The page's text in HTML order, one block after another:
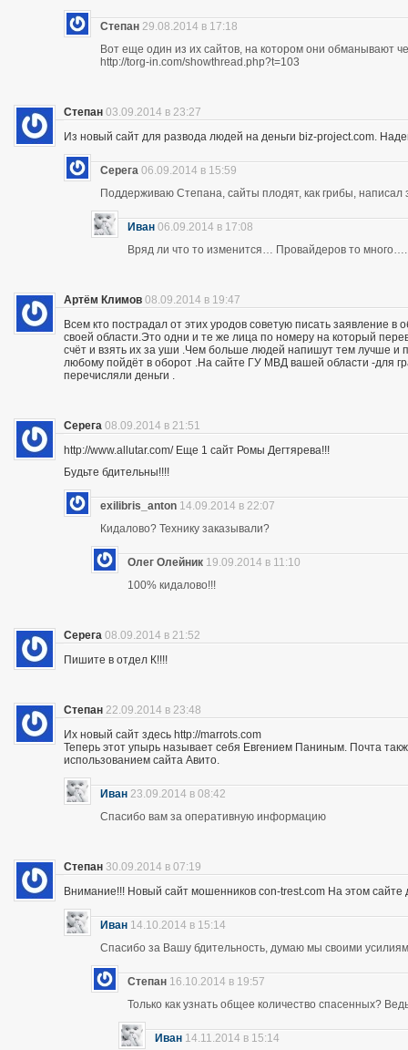
Степан 29.08.2014 в 17:18
Вот еще один из их сайтов, на котором они обманывают
http://torg-in.com/showthread.php?t=103
Степан 03.09.2014 в 23:27
Из новый сайт для развода людей на деньги biz-project.com.
Серега 06.09.2014 в 15:59
Поддерживаю Степана, сайты плодят, как грибы,
Иван 06.09.2014 в 17:08
Вряд ли что то изменится… Провайдеров то много….
Артём Климов 08.09.2014 в 19:47
Всем кто пострадал от этих уродов советую писать заявление
своей области.Это одни и те же лица по номеру на который
счёт и взять их за уши .Чем больше людей напишут тем лучше и
любому пойдёт в оборот .На сайте ГУ МВД вашей области -для
перечисляли деньги .
Серега 08.09.2014 в 21:51
http://www.allutar.com/ Еще 1 сайт Ромы Дегтярева!!!
Будьте бдительны!!!!
exilibris_anton 14.09.2014 в 22:07
Кидалово? Технику заказывали?
Олег Олейник 19.09.2014 в 11:10
100% кидалово!!!
Серега 08.09.2014 в 21:52
Пишите в отдел К!!!!
Степан 22.09.2014 в 23:48
Их новый сайт здесь http://marrots.com
Теперь этот упырь называет себя Евгением Паниным. Почта
использованием сайта Авито.
Иван 23.09.2014 в 08:42
Спасибо вам за оперативную информацию
Степан 30.09.2014 в 07:19
Внимание!!! Новый сайт мошенников con-trest.com На этом сайте
Иван 14.10.2014 в 15:14
Спасибо за Вашу бдительность, думаю мы своими
Степан 16.10.2014 в 19:57
Только как узнать общее количество спасенных?
Иван 14.11.2014 в 15:14